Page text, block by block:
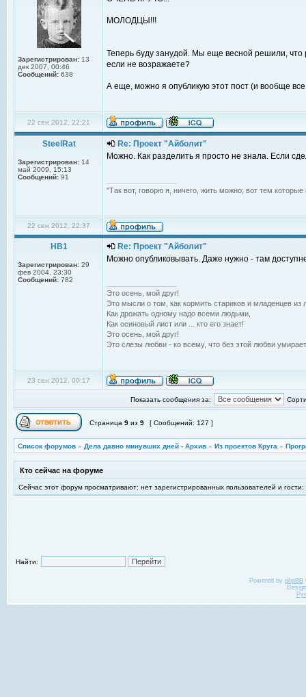
Зарегистрирован: 13
дек 2007, 00:46
Сообщений: 638
МОЛОДЦЫ!!!
Теперь буду занудой. Мы еще весной решили, что
если не возражаете?
А еще, можно я опубликую этот пост (и вообще
22 сен 2012, 22:21
SteelRat
Зарегистрирован: 14
май 2009, 15:13
Сообщений: 91
Re: Проект "Айболит"
Можно. Как разделить я просто не знала. Если
"Так вот, говорю я, ничего, жить можно; вот тем
22 сен 2012, 22:37
НВ1
Зарегистрирован: 29
фев 2004, 23:30
Сообщений: 782
Re: Проект "Айболит"
Можно опубликовывать. Даже нужно - там
Это осень, мой друг!
Это мысли о том, как кормить стариков и младенцев из
Как дрожать одному надо всеми людьми,
Как осиновый лист или ... кто его знает!
Это осень, мой друг!
Это слезы любви - ко всему, что без этой любви
23 сен 2012, 00:17
Показать сообщения за:
Страница 9 из 9 [ Сообщений: 127 ]
Список форумов » Дела давно минувших дней - Архив » Из проектов Круга »
Кто сейчас на форуме
Сейчас этот форум просматривают: нет зарегистрированных пользователей и гости:
Найти:
Powered by phpBB